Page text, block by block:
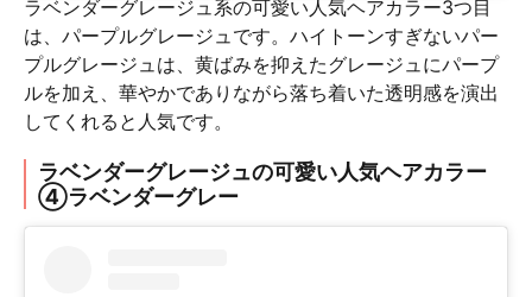
ラベンダーグレージュ系の可愛い人気ヘアカラー3つ目
は、パープルグレージュです。ハイトーンすぎないパー
プルグレージュは、黄ばみを抑えたグレージュにパープ
ルを加え、華やかでありながら落ち着いた透明感を演出
してくれると人気です。
ラベンダーグレージュの可愛い人気ヘアカラー
④ラベンダーグレー